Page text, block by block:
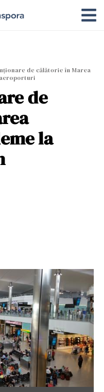
de călătorie în Marea
de
la